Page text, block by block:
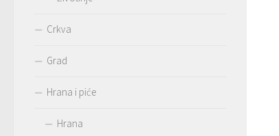
Crkva
Grad
Hrana i piće
Hrana